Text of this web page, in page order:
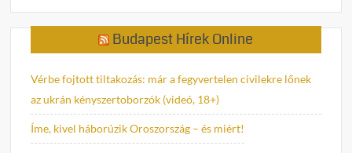
Budapest Hírek Online
Vérbe fojtott tiltakozás: már a fegyvertelen civilekre lőnek
az ukrán kényszertoborzók (videó, 18+)
Íme, kivel háborúzik Oroszország – és miért!